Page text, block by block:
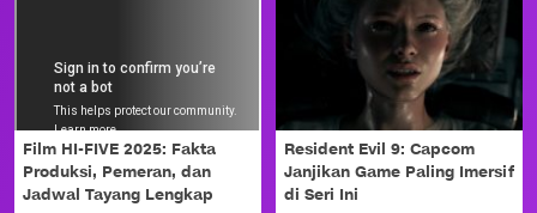
Film HI-FIVE 2025: Fakta
Produksi, Pemeran, dan
Jadwal Tayang Lengkap
Resident Evil 9: Capcom
Janjikan Game Paling Imersif
di Seri Ini